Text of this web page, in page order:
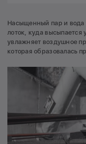
Насыщенный пар и вода
лоток, куда высыпается
увлажняет воздушное
которая образовалась